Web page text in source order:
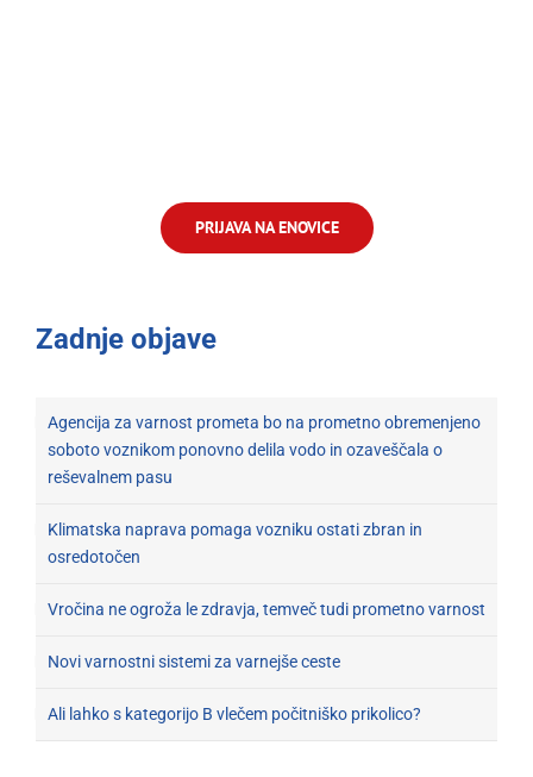
PRIJAVA NA ENOVICE
Zadnje objave
Agencija za varnost prometa bo na prometno obremenjeno
soboto voznikom ponovno delila vodo in ozaveščala o
reševalnem pasu
Klimatska naprava pomaga vozniku ostati zbran in
osredotočen
Vročina ne ogroža le zdravja, temveč tudi prometno varnost
Novi varnostni sistemi za varnejše ceste
Ali lahko s kategorijo B vlečem počitniško prikolico?